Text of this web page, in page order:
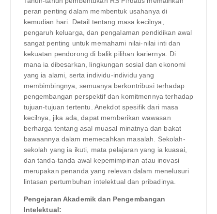
peran penting dalam membentuk usahanya di
kemudian hari. Detail tentang masa kecilnya,
pengaruh keluarga, dan pengalaman pendidikan awal
sangat penting untuk memahami nilai-nilai inti dan
kekuatan pendorong di balik pilihan kariernya. Di
mana ia dibesarkan, lingkungan sosial dan ekonomi
yang ia alami, serta individu-individu yang
membimbingnya, semuanya berkontribusi terhadap
pengembangan perspektif dan komitmennya terhadap
tujuan-tujuan tertentu. Anekdot spesifik dari masa
kecilnya, jika ada, dapat memberikan wawasan
berharga tentang asal muasal minatnya dan bakat
bawaannya dalam memecahkan masalah. Sekolah-
sekolah yang ia ikuti, mata pelajaran yang ia kuasai,
dan tanda-tanda awal kepemimpinan atau inovasi
merupakan penanda yang relevan dalam menelusuri
lintasan pertumbuhan intelektual dan pribadinya.
Pengejaran Akademik dan Pengembangan
Intelektual: